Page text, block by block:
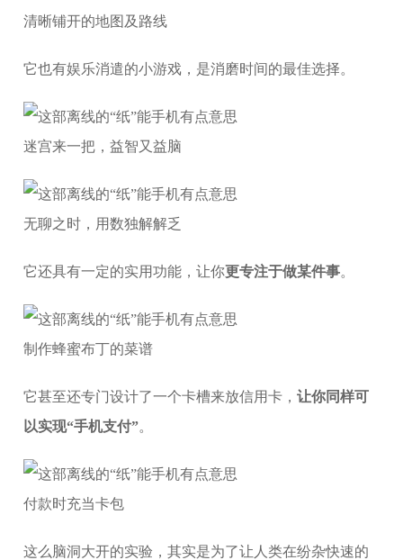
清晰铺开的地图及路线
它也有娱乐消遣的小游戏，是消磨时间的最佳选择。
迷宫来一把，益智又益脑
无聊之时，用数独解解乏
它还具有一定的实用功能，让你更专注于做某件事。
制作蜂蜜布丁的菜谱
它甚至还专门设计了一个卡槽来放信用卡，让你同样可
以实现“手机支付”。
付款时充当卡包
这么脑洞大开的实验，其实是为了让人类在纷杂快速的